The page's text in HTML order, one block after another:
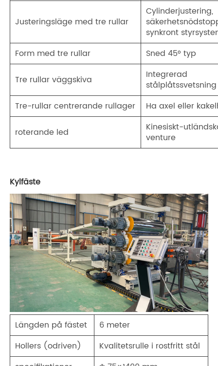
Justeringsläge med tre rullar
Cylinderjustering,
synkront
Form med tre rullar
Sned 45° typ
Tre rullar väggskiva
Integrerad
stålplåtssvetsning
Tre-rullar centrerande rullager
Ha axel eller
roterande led
Kinesiskt-
venture
Kylfäste
Längden på fästet
6 meter
Hollers (odriven)
Kvalitetsrulle i rostfritt stål